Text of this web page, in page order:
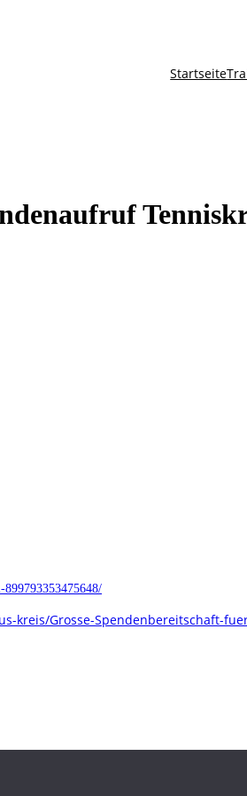
Startseite
kreis/Grosse-Spendenbereitschaft-